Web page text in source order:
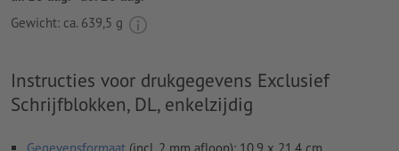
Gewicht: ca. 639,5 g
Instructies voor drukgegevens Exclusief
Schrijfblokken, DL, enkelzijdig